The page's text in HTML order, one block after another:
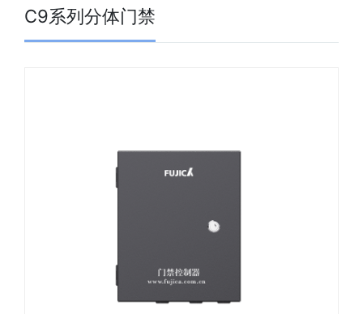
C9系列分体门禁